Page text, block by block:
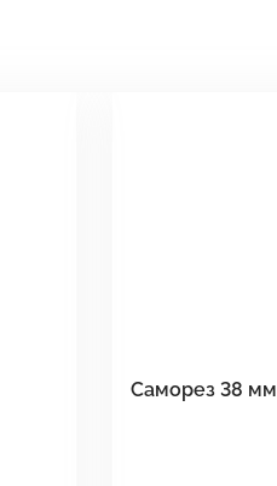
Саморез 38 мм